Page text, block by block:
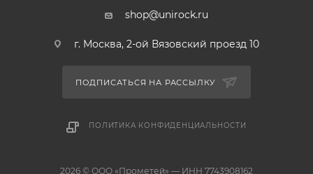
shop@unirock.ru
г. Москва, 2-ой Вязовский проезд 10
ПОДПИСАТЬСЯ НА РАССЫЛКУ
ПОЛИТИКА КОНФИДЕНЦИАЛЬНОСТИ
2026 © ООО «Прометей» — ИНН 7743908162